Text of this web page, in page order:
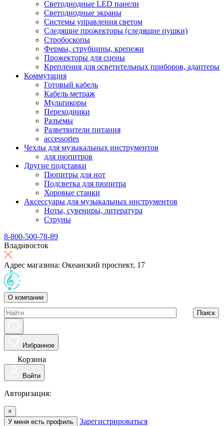
Светодиодные LED панели
Светодиодные экраны
Системы управления светом
Следящие прожекторы (следящие пушки)
Стробоскопы
Фермы, струбцины, крепежи
Прожекторы для сцены
Крепления для осветительных приборов, адаптеры
Коммутация
Готовый кабель
Кабель метраж
Мультикоры
Переходники
Разъемы
Разветвители питания
accessories
Чехлы для музыкальных инструментов
для пюпитров
Другие подставки
Пюпитры для нот
Подсветка для пюпитра
Хоровые станки
Аксессуары для музыкальных инструментов
Ноты, сувениры, литература
Струны
8-800-500-78-89
Владивосток
Адрес магазина: Океанский проспект, 17
О компании
Поиск
Избранное
Корзина
Войти
Авторизация:
×
У меня есть профиль
Зарегистрироваться